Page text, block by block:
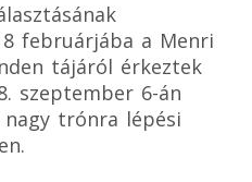
februárjába a Menri
tájáról érkeztek
szeptember 6-án
trónra lépési